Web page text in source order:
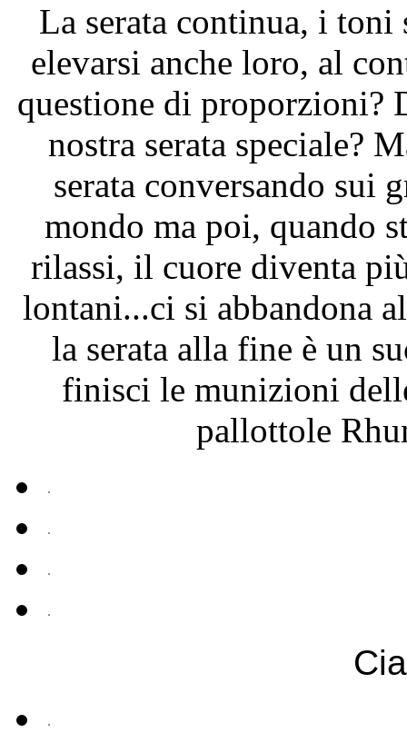
La serata continua, i toni
elevarsi anche loro, al
questione di proporzioni?
nostra serata speciale?
serata conversando sui
mondo ma poi, quando
rilassi, il cuore diventa
lontani...ci si abbandona
la serata alla fine è un
finisci le munizioni
pallottole